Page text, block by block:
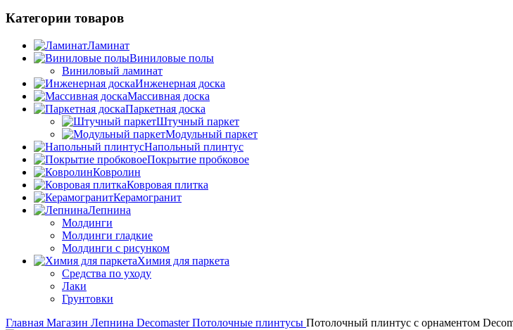
Категории товаров
Ламинат
Виниловые полы
Виниловый ламинат
Инженерная доска
Массивная доска
Паркетная доска
Штучный паркет
Модульный паркет
Напольный плинтус
Покрытие пробковое
Ковролин
Ковровая плитка
Керамогранит
Лепнина
Молдинги
Молдинги гладкие
Молдинги с рисунком
Химия для паркета
Средства по уходу
Лаки
Грунтовки
Главная Магазин Лепнина DecomasterПотолочные плинтусы Потолочный плинтус с орнаментом